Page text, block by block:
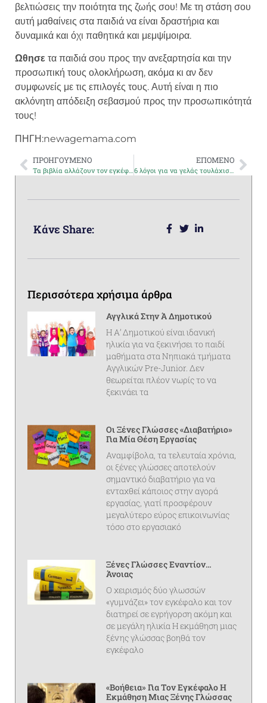
βελτιώσεις την ποιότητα της ζωής σου! Με τη στάση σου
αυτή μαθαίνεις στα παιδιά να είναι δραστήρια και
δυναμικά και όχι παθητικά και μεμψίμοιρα.
Ωθησε τα παιδιά σου προς την ανεξαρτησία και την
προσωπική τους ολοκλήρωση, ακόμα κι αν δεν
συμφωνείς με τις επιλογές τους. Αυτή είναι η πιο
ακλόνητη απόδειξη σεβασμού προς την προσωπικότητά
τους!
ΠΗΓΗ:newagemama.com
ΠΡΟΗΓΟΥΜΕΝΟ ΕΠΟΜΕΝΟ
6 λόγοι για να γελάς τουλάχιστον 100 φορές τη μέρα
Κάνε Share:
Περισσότερα χρήσιμα άρθρα
Αγγλικά Στην Ά Δημοτικού
Η Α’ Δημοτικού είναι ιδανική
ηλικία για να ξεκινήσει το παιδί
μαθήματα στα Νηπιακά τμήματα
Αγγλικών Pre-Junior. Δεν
θεωρείται πλέον νωρίς το να
ξεκινάει τα
Οι Ξένες Γλώσσες «διαβατήριο»
Για Μία Θέση Εργασίας
Αναμφίβολα, τα τελευταία χρόνια,
οι ξένες γλώσσες αποτελούν
σημαντικό διαβατήριο για να
ενταχθεί κάποιος στην αγορά
εργασίας, γιατί προσφέρουν
μεγαλύτερο εύρος επικοινωνίας
τόσο στο εργασιακό
Ξένες Γλώσσες Εναντίον…
Άνοιας
Ο χειρισμός δύο γλωσσών
«γυμνάζει» τον εγκέφαλο και τον
διατηρεί σε εγρήγορση ακόμη και
σε μεγάλη ηλικία Η εκμάθηση μιας
ξένης γλώσσας βοηθά τον
εγκέφαλο
«Βοήθεια» Για Τον Εγκέφαλο Η
Εκμάθηση Μιας Ξένης Γλώσσας